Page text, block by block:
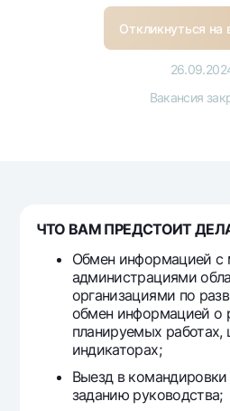
До востребования USD
Для всех USD
Золотые слитки от НБУ
UzCard/HUMO
Эскроу-cчёт
Ищите по сайту
Найти
Полезные ссылки
Часто задаваемые вопросы
Пресс-центр
Откликнуться на
Вакансия
ЧТО ВАМ ПРЕДСТОИТ
Обмен информацией с
администрациями
организациями по
обмен информацией о
планируемых работах,
индикаторах;
Выезд в
заданию руководства;